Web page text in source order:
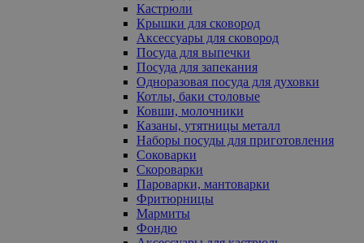
Кастрюли
Крышки для сковород
Аксессуары для сковород
Посуда для выпечки
Посуда для запекания
Одноразовая посуда для духовки
Котлы, баки столовые
Ковши, молочники
Казаны, утятницы металл
Наборы посуды для приготовления
Соковарки
Скороварки
Пароварки, мантоварки
Фритюрницы
Мармиты
Фондю